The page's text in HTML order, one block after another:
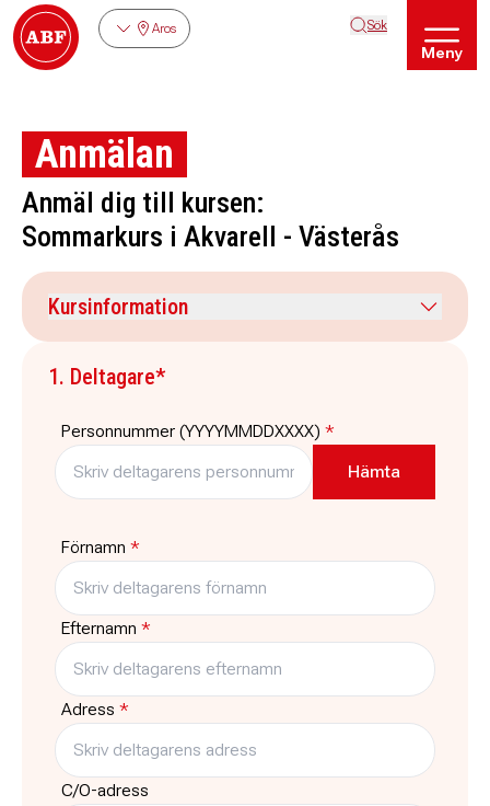
Aros Sök
Meny
Anmälan
Anmäl dig till kursen:
Sommarkurs i Akvarell - Västerås
Kursinformation
Kursdatum
23 augusti 2026
Tid
10:00 - 15:15
Plats
Gäddeholm, Västerås
Pris Platser kvar
Typ
Kurs
1. Deltagare*
Personnummer (YYYYMMDDXXXX) *
Förnamn *
Efternamn *
Adress *
C/O-adress